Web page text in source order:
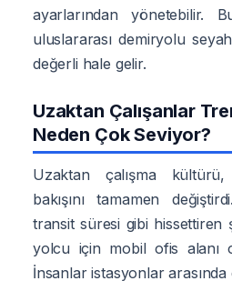
ayarlarından yönetebilir.
uluslararası demiryolu
değerli hale gelir.
Uzaktan Çalışanlar
Neden Çok Seviyor?
Uzaktan çalışma
bakışını tamamen
transit süresi gibi hissettiren
yolcu için mobil ofis alanı
İnsanlar istasyonlar arasında